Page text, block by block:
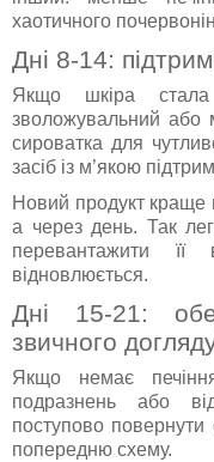
хаотичного
Дні 8-14:
Якщо шкіра
зволожувальний або
сироватка для
засіб із м’якою
Новий продукт краще
а через день. Так
перевантажити
відновлюється.
Дні 15-21:
звичного
Якщо немає
подразнень або
поступово
попередню схему.